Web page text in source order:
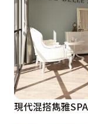
現代混搭雋雅